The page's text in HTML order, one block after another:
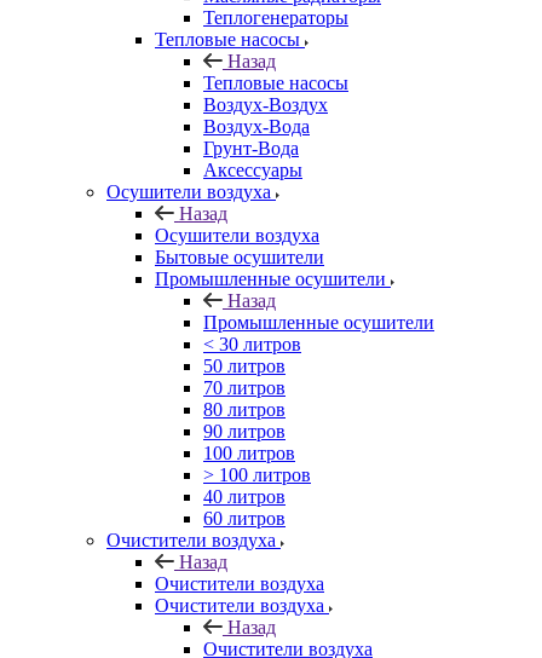
Теплогенераторы
Тепловые насосы
Назад
Тепловые насосы
Воздух-Воздух
Воздух-Вода
Грунт-Вода
Аксессуары
Осушители воздуха
Назад
Осушители воздуха
Бытовые осушители
Промышленные осушители
Назад
Промышленные осушители
< 30 литров
50 литров
70 литров
80 литров
90 литров
100 литров
> 100 литров
40 литров
60 литров
Очистители воздуха
Назад
Очистители воздуха
Очистители воздуха
Назад
Очистители воздуха